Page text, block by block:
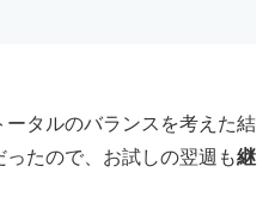
タルのバランスを考えた結
たので、お試しの翌週も継